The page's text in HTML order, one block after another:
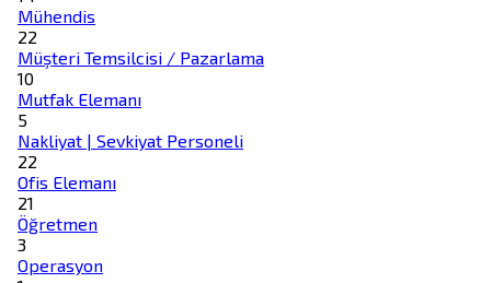
Mühendis
22
Müşteri Temsilcisi / Pazarlama
10
Mutfak Elemanı
5
Nakliyat | Sevkiyat Personeli
22
Ofis Elemanı
21
Öğretmen
3
Operasyon